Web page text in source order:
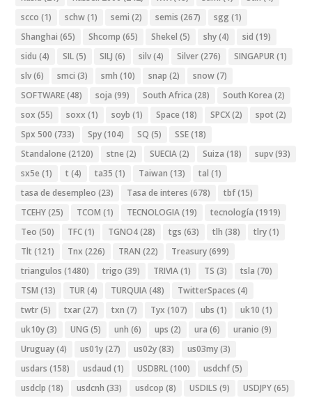
scco (1) schw(1) semi (2) semis (267) sgg (1)
Shanghai (65) Shcomp (65) Shekel (5) shy(4) sid (19)
sidu (4) SIL(5) SILJ (6) silv(4) Silver(276) SINGAPUR(1)
slv(6) smci (3) smh (10) snap (2) snow(7)
SOFTWARE(48) soja (99) South Africa (28) South Korea (2)
sox (55) soxx (1) soyb (1) Space (18) SPCX(2) spot (2)
Spx 500 (733) Spy(104) SQ (5) SSE(18)
Standalone (2120) stne (2) SUECIA(2) Suiza (18) supv(93)
sx5e (1) t (4) ta35 (1) Taiwan (13) tal (1)
tasa de desempleo (23) Tasa de interes (678) tbf(15)
TCEHY(25) TCOM (1) TECNOLOGIA(19) tecnología (1919)
Teo (50) TFC(1) TGNO4(28) tgs (63) tlh (38) tlry(1)
Tlt (121) Tnx (226) TRAN (22) Treasury(699)
triangulos (1480) trigo (39) TRIVIA(1) TS (3) tsla (70)
TSM (13) TUR(4) TURQUIA(48) TwitterSpaces (4)
twtr(5) txar(27) txn (7) Tyx (107) ubs (1) uk10 (1)
uk10y(3) UNG (5) unh (6) ups (2) ura (6) uranio (9)
Uruguay(4) us01y(27) us02y(83) us03my(3)
usdars (158) usdaud (1) USDBRL(100) usdchf(5)
usdclp (18) usdcnh (33) usdcop (8) USDILS (9) USDJPY(65)